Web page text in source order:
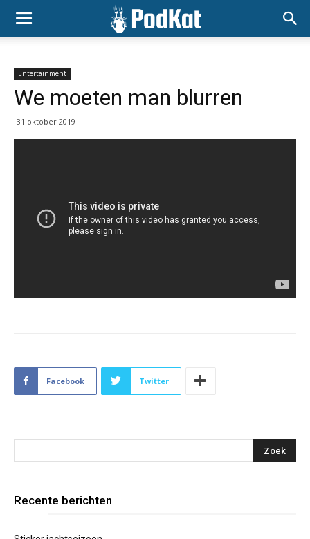
Entertainment
We moeten man blurren
31 oktober 2019
Facebook Twitter
Recente berichten